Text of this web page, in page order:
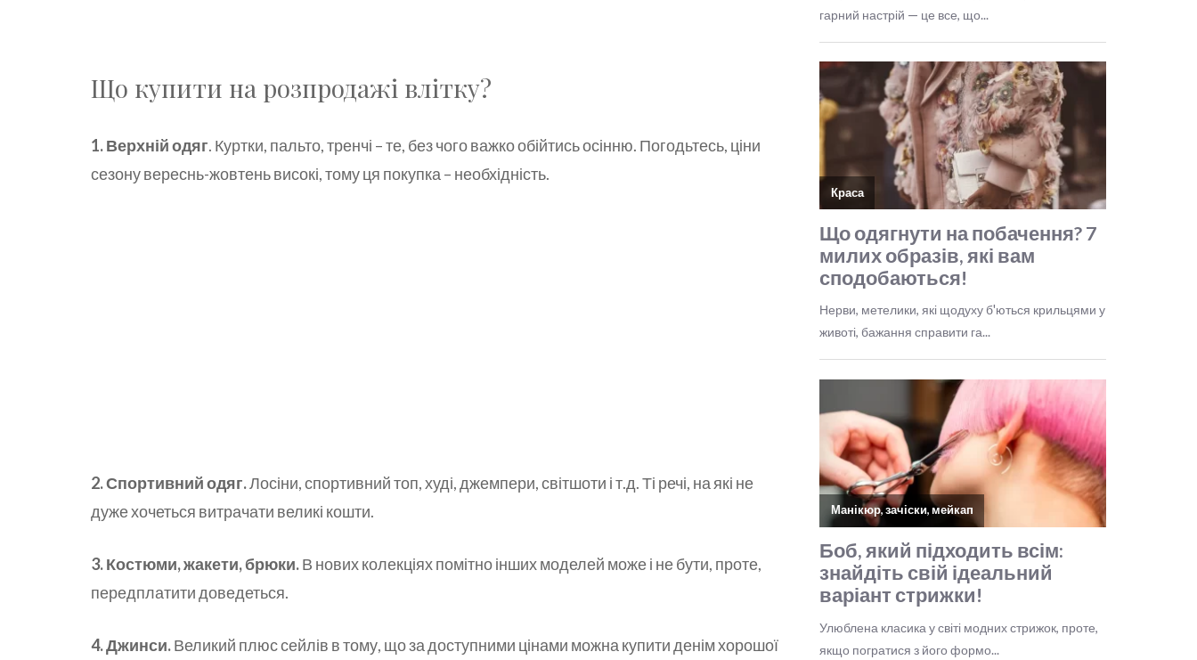
Що купити на розпродажі влітку?
1. Верхній одяг. Куртки, пальто, тренчі – те, без чого важко обійтись осінню. Погодьтесь, ціни
сезону вереснь-жовтень високі, тому ця покупка – необхідність.
2. Спортивний одяг.Лосіни, спортивний топ, худі, джемпери, світшоти і т.д. Ті речі, на які не
дуже хочеться витрачати великі кошти.
3. Костюми, жакети, брюки.В нових колекціях помітно інших моделей може і не бути, проте,
передплатити доведеться.
4. Джинси.Великий плюс сейлів в тому, що за доступними цінами можна купити денім хорошої